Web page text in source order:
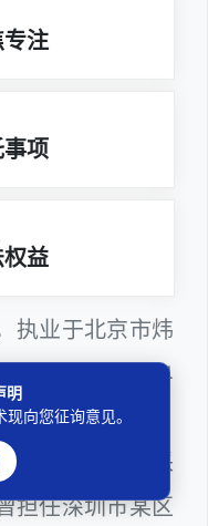
注
项
益
执业于北京市炜
师执业证号为14
师现（或曾）
、深圳市政府采
担任深圳市某区
明
向您征询意见。